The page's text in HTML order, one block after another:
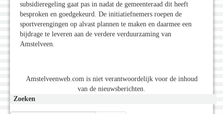
subsidieregeling gaat pas in nadat de gemeenteraad dit heeft
besproken en goedgekeurd. De initiatiefnemers roepen de
sportverengingen op alvast plannen te maken en daarmee een
bijdrage te leveren aan de verdere verduurzaming van
Amstelveen.
Amstelveenweb.com is niet verantwoordelijk voor de inhoud
van de nieuwsberichten.
Zoeken